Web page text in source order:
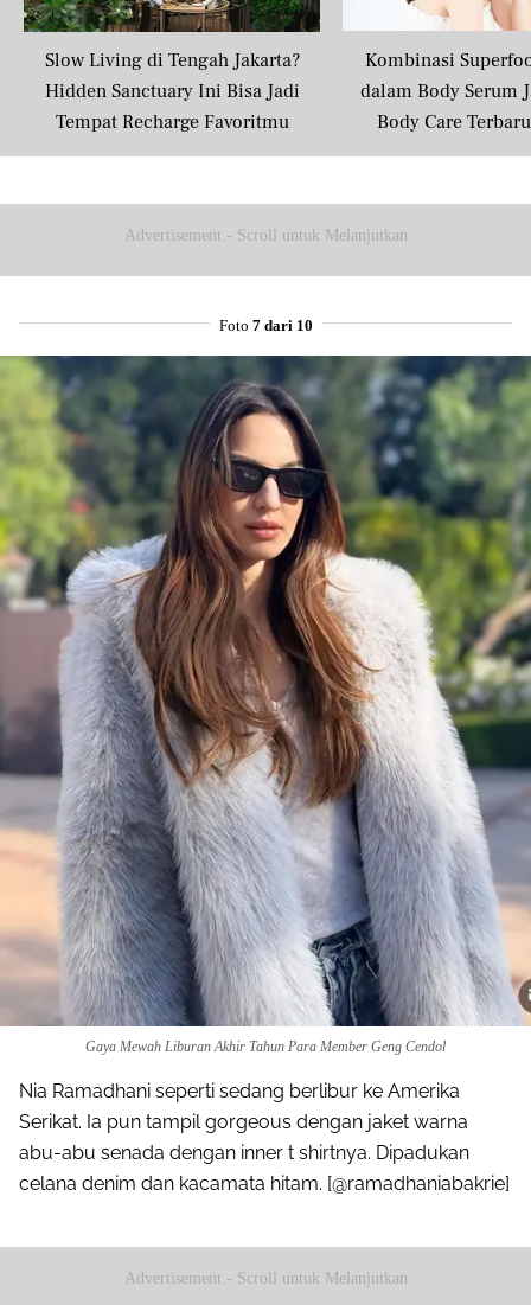
Slow Living di Tengah Jakarta?
Hidden Sanctuary Ini Bisa Jadi
Tempat Recharge Favoritmu
Kombinasi
dalam Body Serum
Body Care
Masyarakat
Advertisement - Scroll untuk Melanjutkan
Foto 7 dari 10
Gaya Mewah Liburan Akhir Tahun Para Member Geng Cendol
Nia Ramadhani seperti sedang berlibur ke Amerika
Serikat. Ia pun tampil gorgeous dengan jaket warna
abu-abu senada dengan inner t shirtnya. Dipadukan
celana denim dan kacamata hitam. [@ramadhaniabakrie]
Advertisement - Scroll untuk Melanjutkan
Share to others
Pinterest